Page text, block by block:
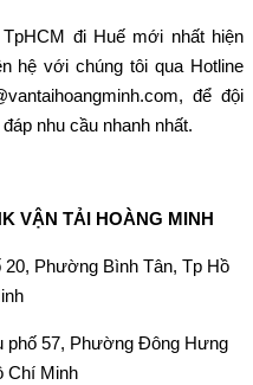
đi Huế mới nhất hiện
hệ với chúng tôi qua Hotline
để đội
nhu cầu nhanh nhất.
VẬN TẢI HOÀNG MINH
Phường Bình Tân, Tp Hồ
57, Phường Đông Hưng
Chí Minh